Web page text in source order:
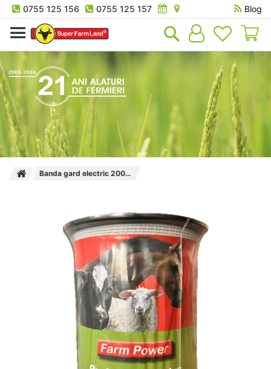
0755 125 156 0755 125 157
Blog
Banda gard electric 200m 10mm Farm Power Professional Plus